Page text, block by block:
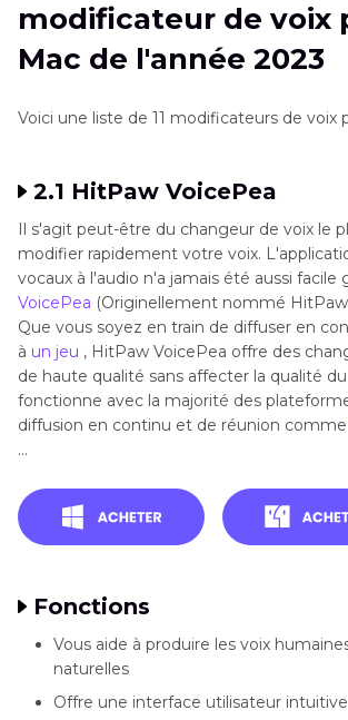
modificateur de voix
Mac de l'année 2023
Voici une liste de 11 modificateurs de voix
2.1 HitPaw VoicePea
Il s'agit peut-être du changeur de voix le
modifier rapidement votre voix.
vocaux à l'audio n'a jamais été aussi facile
VoicePea (Originellement nommé HitPaw
Que vous soyez en train de diffuser en
à un jeu , HitPaw VoicePea offre des
de haute qualité sans affecter la qualité
fonctionne avec la majorité des
diffusion en continu et de réunion comme
...
Fonctions
Vous aide à produire les voix
naturelles
Offre une interface utilisateur intuitive